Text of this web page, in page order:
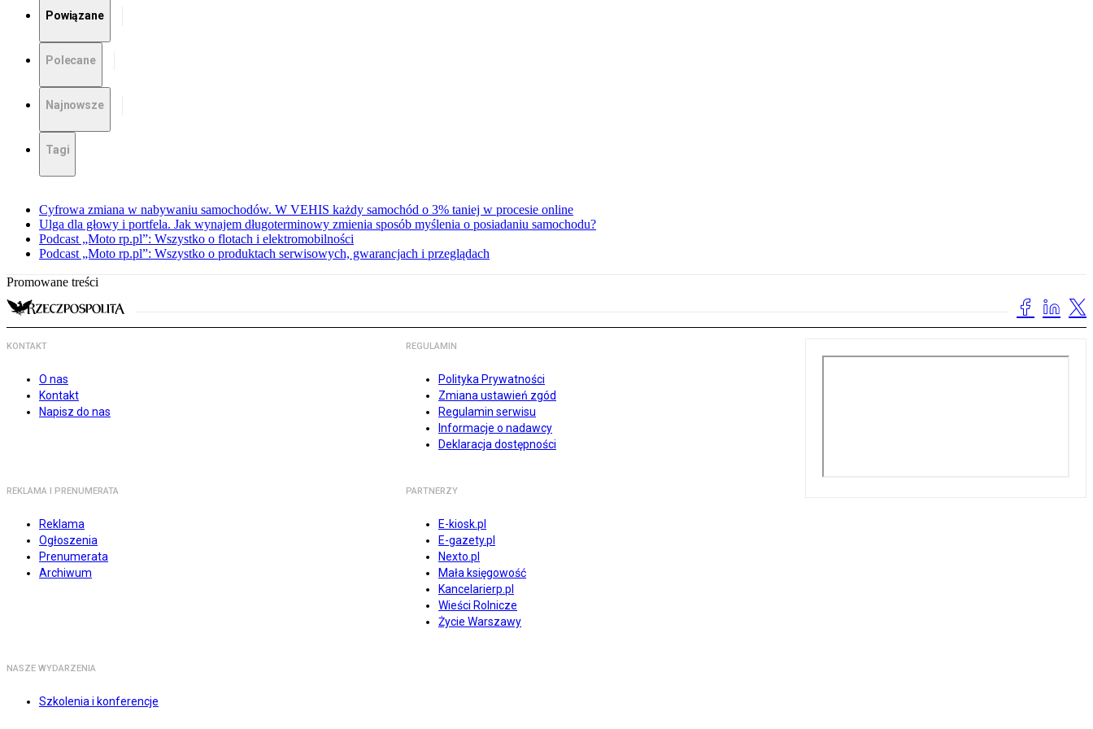
Powiązane
Polecane
Najnowsze
Tagi
Cyfrowa zmiana w nabywaniu samochodów. W VEHIS każdy samochód o 3% taniej w procesie online
Ulga dla głowy i portfela. Jak wynajem długoterminowy zmienia sposób myślenia o posiadaniu samochodu?
Podcast „Moto rp.pl”: Wszystko o flotach i elektromobilności
Podcast „Moto rp.pl”: Wszystko o produktach serwisowych, gwarancjach i przeglądach
Promowane treści
KONTAKT
O nas
Kontakt
Napisz do nas
REGULAMIN
Polityka Prywatności
Zmiana ustawień zgód
Regulamin serwisu
Informacje o nadawcy
Deklaracja dostępności
REKLAMA I PRENUMERATA
Reklama
Ogłoszenia
Prenumerata
Archiwum
PARTNERZY
E-kiosk.pl
E-gazety.pl
Nexto.pl
Mała księgowość
Kancelarierp.pl
Wieści Rolnicze
Życie Warszawy
NASZE WYDARZENIA
Szkolenia i konferencje